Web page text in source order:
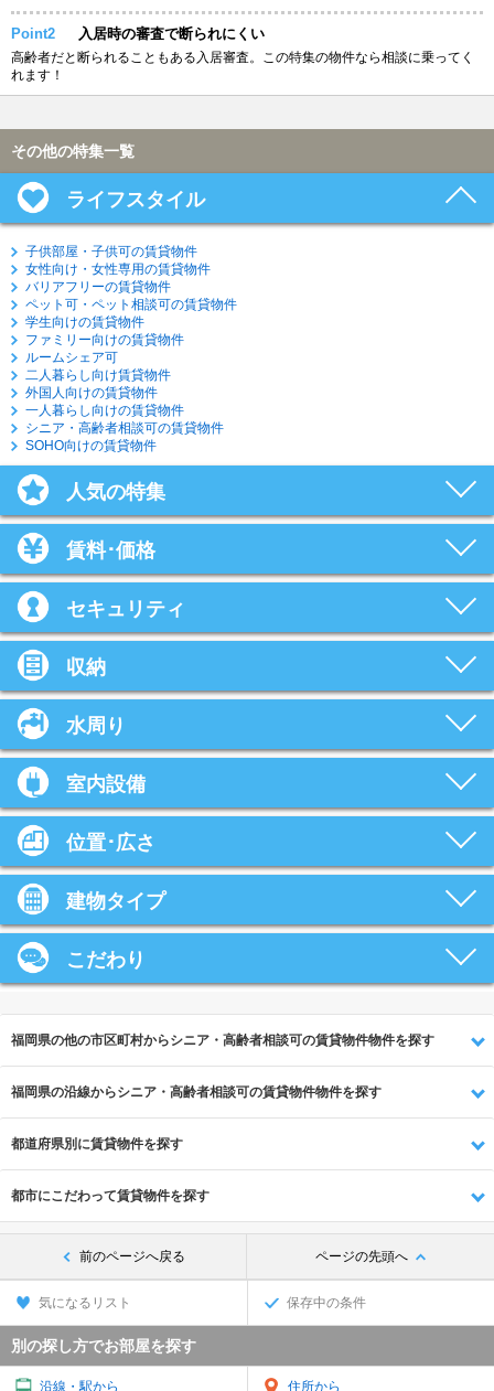
Point2 入居時の審査で断られにくい
高齢者だと断られることもある入居審査。この特集の物件なら相談に乗ってく
れます！
その他の特集一覧
ライフスタイル
子供部屋・子供可の賃貸物件
女性向け・女性専用の賃貸物件
バリアフリーの賃貸物件
ペット可・ペット相談可の賃貸物件
学生向けの賃貸物件
ファミリー向けの賃貸物件
ルームシェア可
二人暮らし向け賃貸物件
外国人向けの賃貸物件
一人暮らし向けの賃貸物件
シニア・高齢者相談可の賃貸物件
SOHO向けの賃貸物件
人気の特集
賃料･価格
セキュリティ
収納
水周り
室内設備
位置･広さ
建物タイプ
こだわり
福岡県の他の市区町村からシニア・高齢者相談可の賃貸物件物件を探す
福岡県の沿線からシニア・高齢者相談可の賃貸物件物件を探す
都道府県別に賃貸物件を探す
都市にこだわって賃貸物件を探す
前のページへ戻る ページの先頭へ
気になるリスト 保存中の条件
別の探し方でお部屋を探す
沿線・駅から 住所から